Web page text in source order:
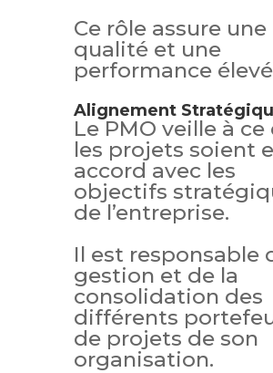
Ce rôle assure une
qualité et une
performance
Alignement
Le PMO veille à ce
les projets soient
accord avec les
objectifs
de l’entreprise.
Il est responsable
gestion et de la
consolidation des
différents
de projets de son
organisation.